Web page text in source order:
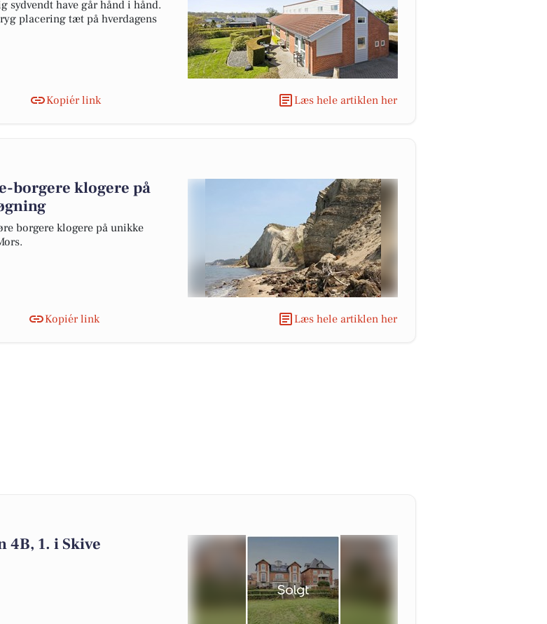
have går hånd i hånd.
placering tæt på hverdagens
Kopiér link Læs hele artiklen her
borgere klogere på
borgere klogere på unikke
Kopiér link Læs hele artiklen her
4B, 1. i Skive